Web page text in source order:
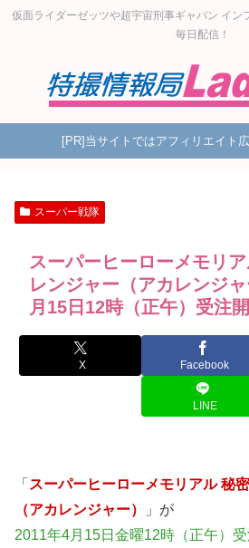
仮面ライダーゼッツや超宇宙刑事ギャバン イン
毎日配信！
[PR]当サイトではアフィリエイト
スーパー戦隊
スーパーヒーローメモリ
レンジャー（アカレンジ
月15日12時（正午）受注開
X Facebook
LINE
「 スーパーヒーローメモリアル 秘
（アカレンジャー）
」が
2011年4月15日金曜12時（正午）受